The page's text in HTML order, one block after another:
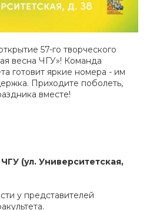
57-го творческого
весна ЧГУ»! Команда
готовит яркие номера - им
Приходите поболеть,
вместе!
(ул. Университетская,
у представителей